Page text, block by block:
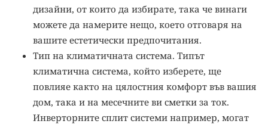
дизайни, от които да избирате, така че винаги
можете да намерите нещо, което отговаря на
вашите естетически предпочитания.
Тип на климатичната система. Типът
климатична система, който изберете, ще
повлияе както на цялостния комфорт във вашия
дом, така и на месечните ви сметки за ток.
Инверторните сплит системи например, могат